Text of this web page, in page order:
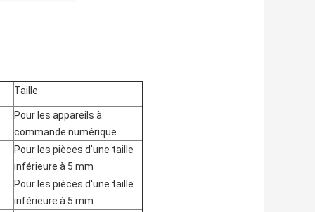
Taille
Pour les appareils à
commande numérique
Pour les pièces d'une taille
inférieure à 5 mm
Pour les pièces d'une taille
inférieure à 5 mm